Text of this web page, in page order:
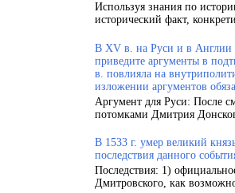
Используя знания по
исторический факт,
В XV в. на Руси и в Англии
приведите аргументы в
в. повлияла на
изложении аргументов
Аргумент для Руси: После
потомками Дмитрия
В 1533 г. умер великий
последствия данного
Последствия: 1)
Дмитровского, как